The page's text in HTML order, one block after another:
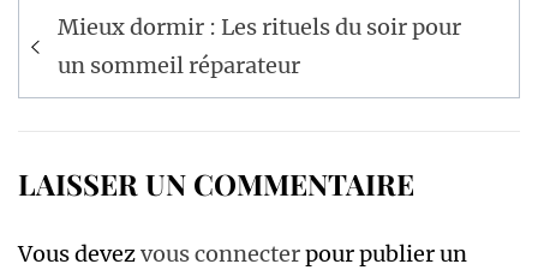
Navigation
de
l’article
Mieux dormir : Les rituels du soir pour
un sommeil réparateur
LAISSER UN COMMENTAIRE
Vous devezvous connecterpour publier un